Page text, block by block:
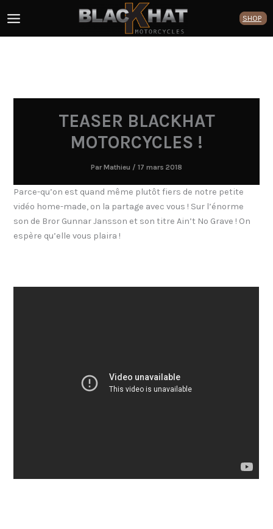
au
contenu
SHOP
TEASER BLACKHAT
MOTORCYCLES !
ParMathieu / 17 mars 2018
Parce-qu’on est quand même plutôt fiers de notre petite
vidéo home-made, on la partage avec vous ! Sur l’énorme
son de Bror Gunnar Jansson et son titre Ain’t No Grave ! On
espère qu’elle vous plaira !